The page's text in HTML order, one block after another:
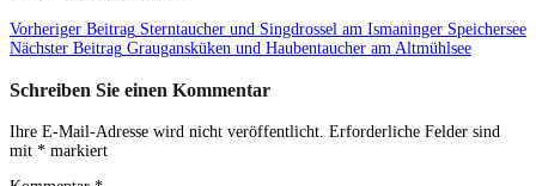
Vorheriger Beitrag Sterntaucher und Singdrossel am Ismaninger Speichersee
Nächster Beitrag Graugansküken und Haubentaucher am Altmühlsee
Schreiben Sie einen Kommentar
Ihre E-Mail-Adresse wird nicht veröffentlicht. Erforderliche Felder sind
mit * markiert